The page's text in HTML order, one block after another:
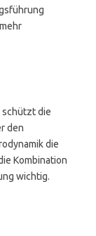
schützt die
den
die
Kombination
wichtig.